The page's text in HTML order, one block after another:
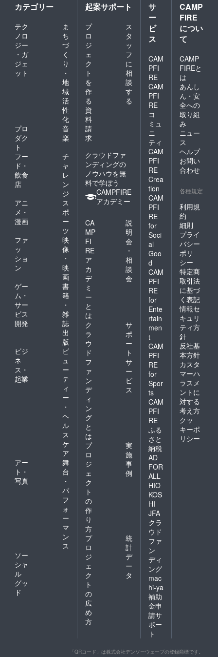
カテゴリー
テク
ノロ
ジー
・ガ
ジェ
ット
ま
ち
づ
く
り
・
地
域
活
性
化
プロ
ダク
ト
音
楽
フー
ド・
飲食
店
チ
ャ
レ
ン
ジ
アニ
メ・
漫画
ス
ポ
ー
ツ
ファ
ッ
ショ
ン
映
像
・
映
画
ゲー
ム・
サー
ビス
開発
書
籍
・
雑
誌
出
版
ビジ
ネ
ス・
起業
ビ
ュ
ー
テ
ィ
ー
・
ヘ
ル
ス
ケ
ア
アー
ト・
写真
舞
台
・
パ
フ
ォ
ー
マ
ン
ス
ソー
シャ
ル
グッ
ド
起案サポート
プ
ロ
ジ
ェ
ク
ト
を
作
る
ス
タ
ッ
フ
に
相
談
す
る
資
料
請
求
クラウドファ
ンディングの
ノウハウを無
料で学ぼう
CAMPFIRE
アカデミー
CA
MP
FI
RE
ア
カ
デ
ミ
ー
と
は
説
明
会
・
相
談
会
ク
ラ
ウ
ド
フ
ァ
ン
デ
ィ
ン
グ
と
は
サ
ポ
ー
ト
サ
ー
ビ
ス
プ
ロ
ジ
ェ
ク
ト
の
作
り
方
実
施
事
例
プ
ロ
ジ
ェ
ク
ト
の
広
め
方
統
計
デ
ー
タ
サ
ー
ビ
ス
CAM
PFI
RE
CAM
PFI
RE
コ
ミュ
ニ
ティ
CAM
PFI
RE
Crea
tion
CAM
PFI
RE
for
Soci
al
Goo
d
CAM
PFI
RE
for
Ente
rtain
men
t
CAM
PFI
RE
for
Spor
ts
CAM
PFI
RE
ふる
さと
納税
AD
FOR
ALL
HIO
KOS
HI
JFA
クラ
ウド
ファ
ン
ディ
ング
mac
hi-ya
補助
金申
請サ
ポー
ト
CAMP
FIRE
につい
て
CAMP
FIREと
は
あんし
ん・安
全への
取り組
み
ニュー
ス
ヘルプ
お問い
合わせ
各種規定
利用規
約
細則
プライ
バシー
ポリ
シー
特定商
取引法
に基づ
く表記
情報セ
キュリ
ティ方
針
反社基
本方針
カスタ
マーハ
ラスメ
ントに
対する
考え方
クッ
キーポ
リシー
「QRコード」は株式会社デンソーウェーブの登録商標です。